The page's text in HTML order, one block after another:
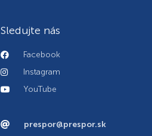
Sledujte nás
Facebook
Instagram
YouTube
prespor@prespor.sk